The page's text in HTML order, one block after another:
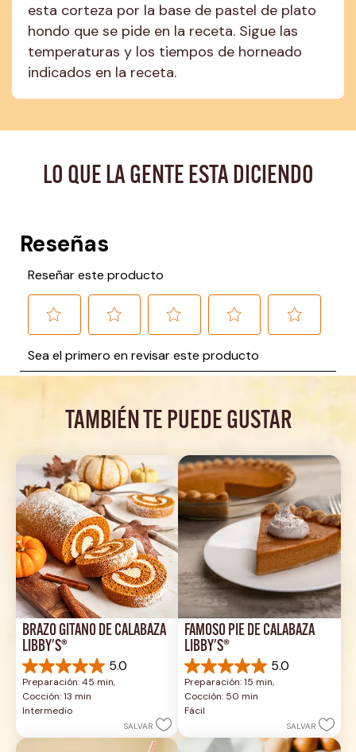
esta corteza por la base de pastel de plato
hondo que se pide en la receta. Sigue las
temperaturas y los tiempos de horneado
indicados en la receta.
LO QUE LA GENTE ESTA DICIENDO
TAMBIÉN TE PUEDE GUSTAR
BRAZO GITANO DE CALABAZA
LIBBY'S®
5.0
5.0
de
5
estrellas.
reseña
Preparación: 45 min,
Cocción: 13 min
Intermedio
SALVAR
FAMOSO PIE DE CALABAZA
LIBBY'S®
5.0
5.0
de
5
estrellas.
reseñas
Preparación: 15 min,
Cocción: 50 min
Fácil
SALVAR